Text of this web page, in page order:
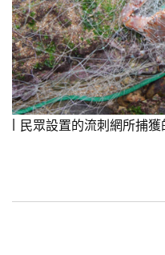
民眾設置的流刺網所捕獲